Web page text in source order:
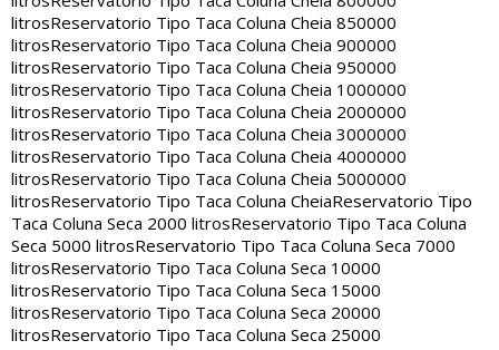
litrosReservatorio Tipo Taca Coluna Cheia 850000
litrosReservatorio Tipo Taca Coluna Cheia 900000
litrosReservatorio Tipo Taca Coluna Cheia 950000
litrosReservatorio Tipo Taca Coluna Cheia 1000000
litrosReservatorio Tipo Taca Coluna Cheia 2000000
litrosReservatorio Tipo Taca Coluna Cheia 3000000
litrosReservatorio Tipo Taca Coluna Cheia 4000000
litrosReservatorio Tipo Taca Coluna Cheia 5000000
litrosReservatorio Tipo Taca Coluna CheiaReservatorio Tipo
Taca Coluna Seca 2000 litrosReservatorio Tipo Taca Coluna
Seca 5000 litrosReservatorio Tipo Taca Coluna Seca 7000
litrosReservatorio Tipo Taca Coluna Seca 10000
litrosReservatorio Tipo Taca Coluna Seca 15000
litrosReservatorio Tipo Taca Coluna Seca 20000
litrosReservatorio Tipo Taca Coluna Seca 25000